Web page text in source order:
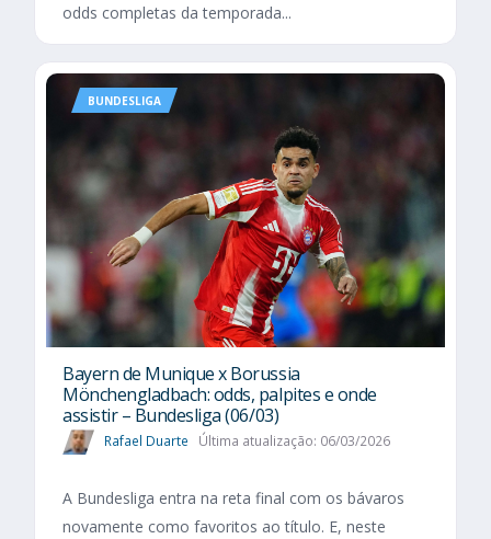
odds completas da temporada...
BUNDESLIGA
Bayern de Munique x Borussia
Mönchengladbach: odds, palpites e onde
assistir – Bundesliga (06/03)
Rafael Duarte Última atualização: 06/03/2026
A Bundesliga entra na reta final com os bávaros
novamente como favoritos ao título. E, neste